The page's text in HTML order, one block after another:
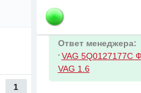
1
наSkoda Octavia
Ответ менеджера:
- VAG 5Q0127177C
VAG 1.6